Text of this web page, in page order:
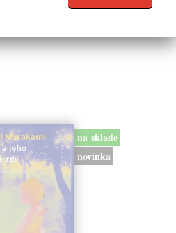
slov podnietili milióny čitateľov k
na sklade
novinka